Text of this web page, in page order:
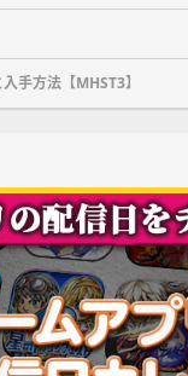
手方法【MHST3】